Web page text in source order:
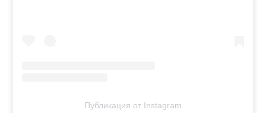
Публикация от Instagram